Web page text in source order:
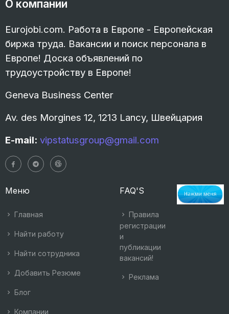
О компании
Eurojobi.com. Работа в Европе - Европейская
биржа труда. Вакансии и поиск персонала в
Европе! Доска объявлений по
трудоустройству в Европе!
Geneva Business Center
Av. des Morgines 12, 1213 Lancy, Швейцария
E-mail: vipstatusgroup@gmail.com
Меню
Главная
Найти работу
Найти сотрудника
Добавить Резюме
Блог
Компании
FAQ'S
Правила
регистрации
и
публикации
вакансий!
Реклама